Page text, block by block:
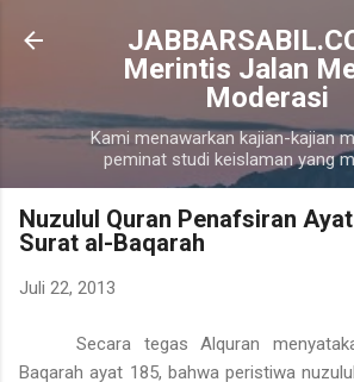
Langsung ke konten
Merintis Jalan
Moderasi
Kami menawarkan kajian-kajian
peminat studi keislaman yang
Nuzulul Quran Penafsiran
Surat al-Baqarah
Juli 22, 2013
Secara tegas Alquran
Baqarah ayat 185, bahwa peristiwa